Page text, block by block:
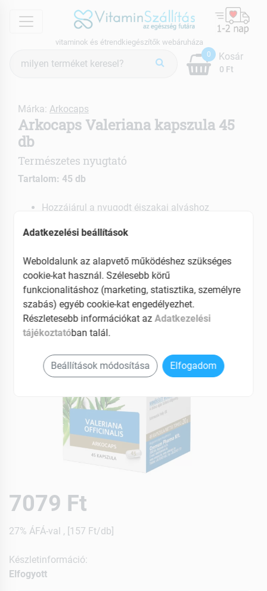
menu
vitaminok és étrendkiegészítők webáruháza
keresés
0
0 Ft
Kosár
Márka: Arkocaps
Arkocaps Valeriana kapszula 45
db
Természetes nyugtató
Tartalom: 45 db
Hozzájárul a nyugodt éjszakai alváshoz
7079 Ft
27% ÁFÁ-val , [157 Ft/db]
Készletinformáció:
Elfogyott
Adatkezelési beállítások
Weboldalunk az alapvető működéshez szükséges
cookie-kat használ. Szélesebb körű
funkcionalitáshoz (marketing, statisztika, személyre
szabás) egyéb cookie-kat engedélyezhet.
Részletesebb információkat azAdatkezelési
tájékoztatóban talál.
Beállítások módosítása Elfogadom